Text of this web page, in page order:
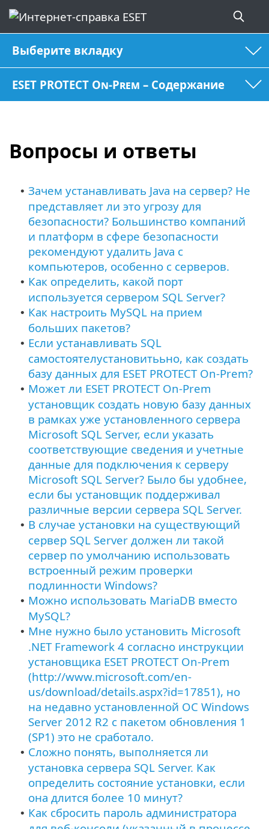
Выберите вкладку
ESET PROTECT On-Prem – Содержание
Вопросы и ответы
• Зачем устанавливать Java на сервер? Не
представляет ли это угрозу для
безопасности? Большинство компаний
и платформ в сфере безопасности
рекомендуют удалить Java с
компьютеров, особенно с серверов.
• Как определить, какой порт
используется сервером SQL Server?
• Как настроить MySQL на прием
больших пакетов?
• Если устанавливать SQL
самостоятелустановитььно, как создать
базу данных для ESET PROTECT On-Prem?
• Может ли ESET PROTECT On-Prem
установщик создать новую базу данных
в рамках уже установленного сервера
Microsoft SQL Server, если указать
соответствующие сведения и учетные
данные для подключения к серверу
Microsoft SQL Server? Было бы удобнее,
если бы установщик поддерживал
различные версии сервера SQL Server.
• В случае установки на существующий
сервер SQL Server должен ли такой
сервер по умолчанию использовать
встроенный режим проверки
подлинности Windows?
• Можно использовать MariaDB вместо
MySQL?
• Мне нужно было установить Microsoft
.NET Framework 4 согласно инструкции
установщика ESET PROTECT On-Prem
(http://www.microsoft.com/en-
us/download/details.aspx?id=17851), но
на недавно установленной ОС Windows
Server 2012 R2 с пакетом обновления 1
(SP1) это не сработало.
• Сложно понять, выполняется ли
установка сервера SQL Server. Как
определить состояние установки, если
она длится более 10 минут?
• Как сбросить пароль администратора